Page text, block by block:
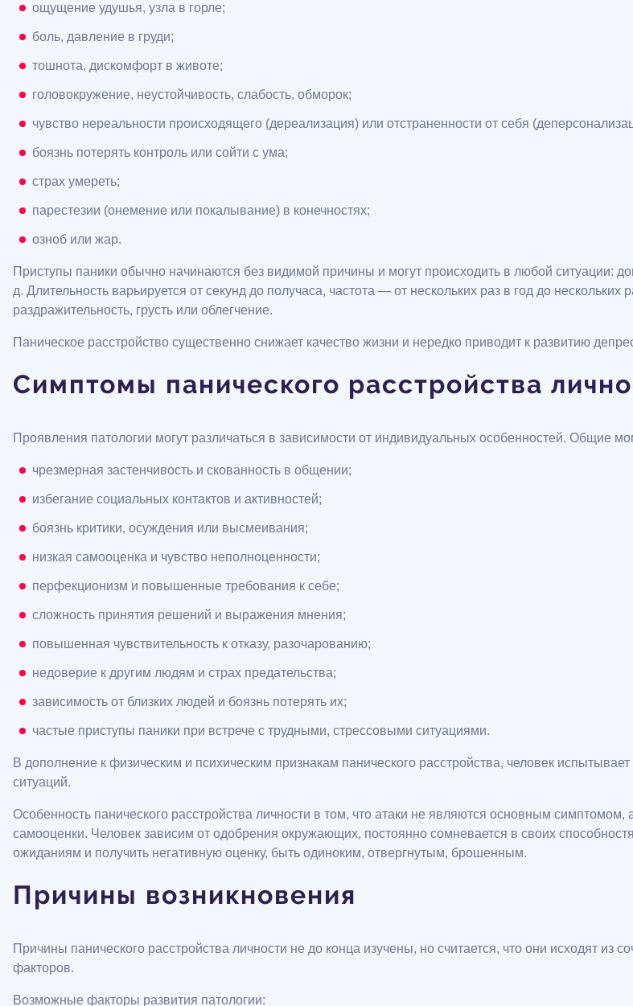
ощущение удушья, узла в горле;
боль, давление в груди;
тошнота, дискомфорт в животе;
головокружение, неустойчивость, слабость, обморок;
чувство нереальности происходящего (дереализация) или отстраненности от себя
боязнь потерять контроль или сойти с ума;
страх умереть;
парестезии (онемение или покалывание) в конечностях;
озноб или жар.
Приступы паники обычно начинаются без видимой причины и могут происходить в любой ситуации:
д. Длительность варьируется от секунд до получаса, частота — от нескольких раз в год до нескольких
раздражительность, грусть или облегчение.
Паническое расстройство существенно снижает качество жизни и нередко приводит к развитию
Симптомы панического расстройства
Проявления патологии могут различаться в зависимости от индивидуальных особенностей. Общие
чрезмерная застенчивость и скованность в общении;
избегание социальных контактов и активностей;
боязнь критики, осуждения или высмеивания;
низкая самооценка и чувство неполноценности;
перфекционизм и повышенные требования к себе;
сложность принятия решений и выражения мнения;
повышенная чувствительность к отказу, разочарованию;
недоверие к другим людям и страх предательства;
зависимость от близких людей и боязнь потерять их;
частые приступы паники при встрече с трудными, стрессовыми ситуациями.
В дополнение к физическим и психическим признакам панического расстройства, человек
ситуаций.
Особенность панического расстройства личности в том, что атаки не являются основным
самооценки. Человек зависим от одобрения окружающих, постоянно сомневается в своих
ожиданиям и получить негативную оценку, быть одиноким, отвергнутым, брошенным.
Причины возникновения
Причины панического расстройства личности не до конца изучены, но считается, что они исходят из
факторов.
Возможные факторы развития патологии: